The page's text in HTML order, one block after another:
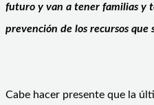
futuro y van a tener familias y
prevención de los recursos que
Cabe hacer presente que la